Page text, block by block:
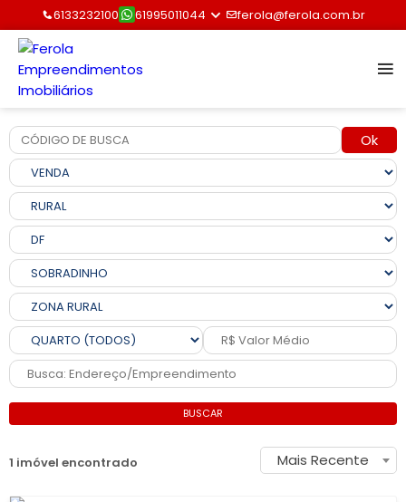
6133232100 61995011044 ferola@ferola.com.br
Ok
BUSCAR
1 imóvel encontrado Mais Recente